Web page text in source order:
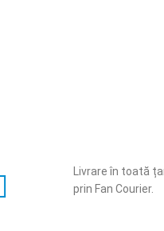
Livrare în toată
prin Fan Courier.